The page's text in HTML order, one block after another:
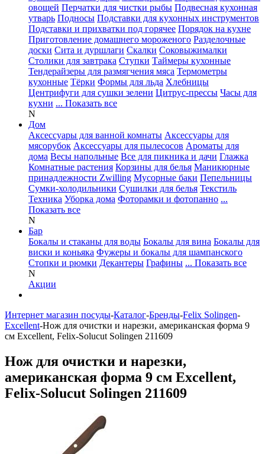
овощей Перчатки для чистки рыбы Подвесная кухонная
утварь Подносы Подставки для кухонных инструментов
Подставки и прихватки под горячее Порядок на кухне
Приготовление домашнего мороженого Разделочные
доски Сита и дуршлаги Скалки Соковыжималки
Столики для завтрака Ступки Таймеры кухонные
Тендерайзеры для размягчения мяса Термометры
кухонные Тёрки Формы для льда Хлебницы
Центрифуги для сушки зелени Цитрус-прессы Часы для
кухни ... Показать все
N
Дом
Аксессуары для ванной комнаты Аксессуары для
мясорубок Аксессуары для пылесосов Ароматы для
дома Весы напольные Все для пикника и дачи Глажка
Комнатные растения Корзины для белья Маникюрные
принадлежности Zwilling Мусорные баки Пепельницы
Сумки-холодильники Сушилки для белья Текстиль
Техника Уборка дома Фоторамки и фотопанно ...
Показать все
N
Бар
Бокалы и стаканы для воды Бокалы для вина Бокалы для
виски и коньяка Фужеры и бокалы для шампанского
Стопки и рюмки Декантеры Графины ... Показать все
N
Акции
Интернет магазин посуды-Каталог-Бренды-Felix Solingen-
Excellent-Нож для очистки и нарезки, американская форма 9
см Excellent, Felix-Solucut Solingen 211609
Нож для очистки и нарезки,
американская форма 9 см Excellent,
Felix-Solucut Solingen 211609